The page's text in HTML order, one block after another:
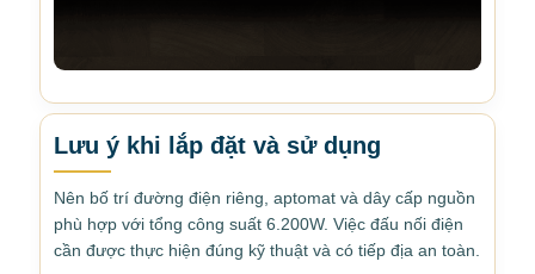
Lưu ý khi lắp đặt và sử dụng
Nên bố trí đường điện riêng, aptomat và dây cấp nguồn
phù hợp với tổng công suất 6.200W. Việc đấu nối điện
cần được thực hiện đúng kỹ thuật và có tiếp địa an toàn.